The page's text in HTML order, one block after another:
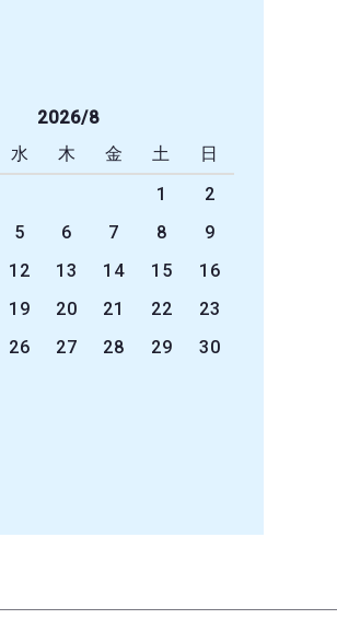
2026/8
水 木 金 土
日
1
2
5 6 7 8
9
12 13 14 15
16
19 20 21 22
23
26 27 28 29
30